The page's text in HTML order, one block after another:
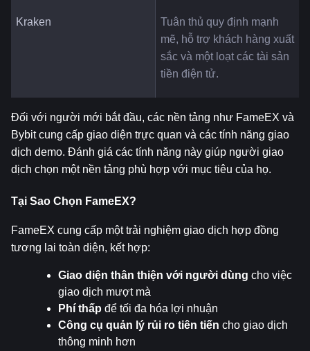
Kraken
Tuân thủ quy định mạnh
mẽ, hỗ trợ khách hàng xuất
sắc và một loạt các tài sản
tiền điện tử.
Đối với người mới bắt đầu, các nền tảng như FameEX và
Bybit cung cấp giao diện trực quan và các tính năng giao
dịch demo. Đánh giá các tính năng này giúp người giao
dịch chọn một nền tảng phù hợp với mục tiêu của họ.
Tại Sao Chọn FameEX?
FameEX cung cấp một trải nghiệm giao dịch hợp đồng
tương lai toàn diện, kết hợp:
Giao diện thân thiện với người dùng cho việc
giao dịch mượt mà
Phí thấp để tối đa hóa lợi nhuận
Công cụ quản lý rủi ro tiên tiến cho giao dịch
thông minh hơn